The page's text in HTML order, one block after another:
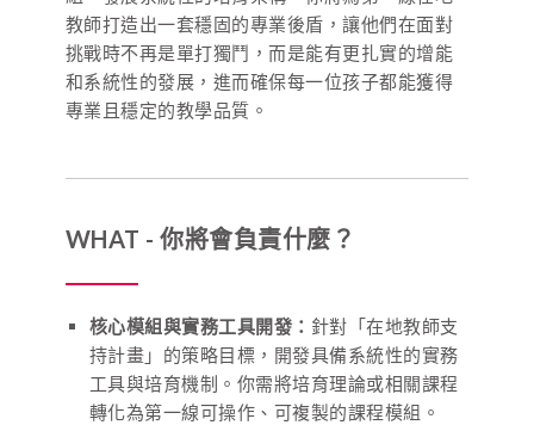
教師打造出一套穩固的專業後盾，讓他們在面對
挑戰時不再是單打獨鬥，而是能有更扎實的增能
和系統性的發展，進而確保每一位孩子都能獲得
專業且穩定的教學品質。
WHAT -你將會負責什麼？
核心模組與實務工具開發： 針對「在地教師支
持計畫」的策略目標，開發具備系統性的實務
工具與培育機制。你需將培育理論或相關課程
轉化為第一線可操作、可複製的課程模組。